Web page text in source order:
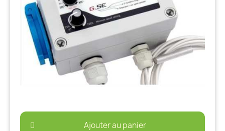
Ajouter au panier